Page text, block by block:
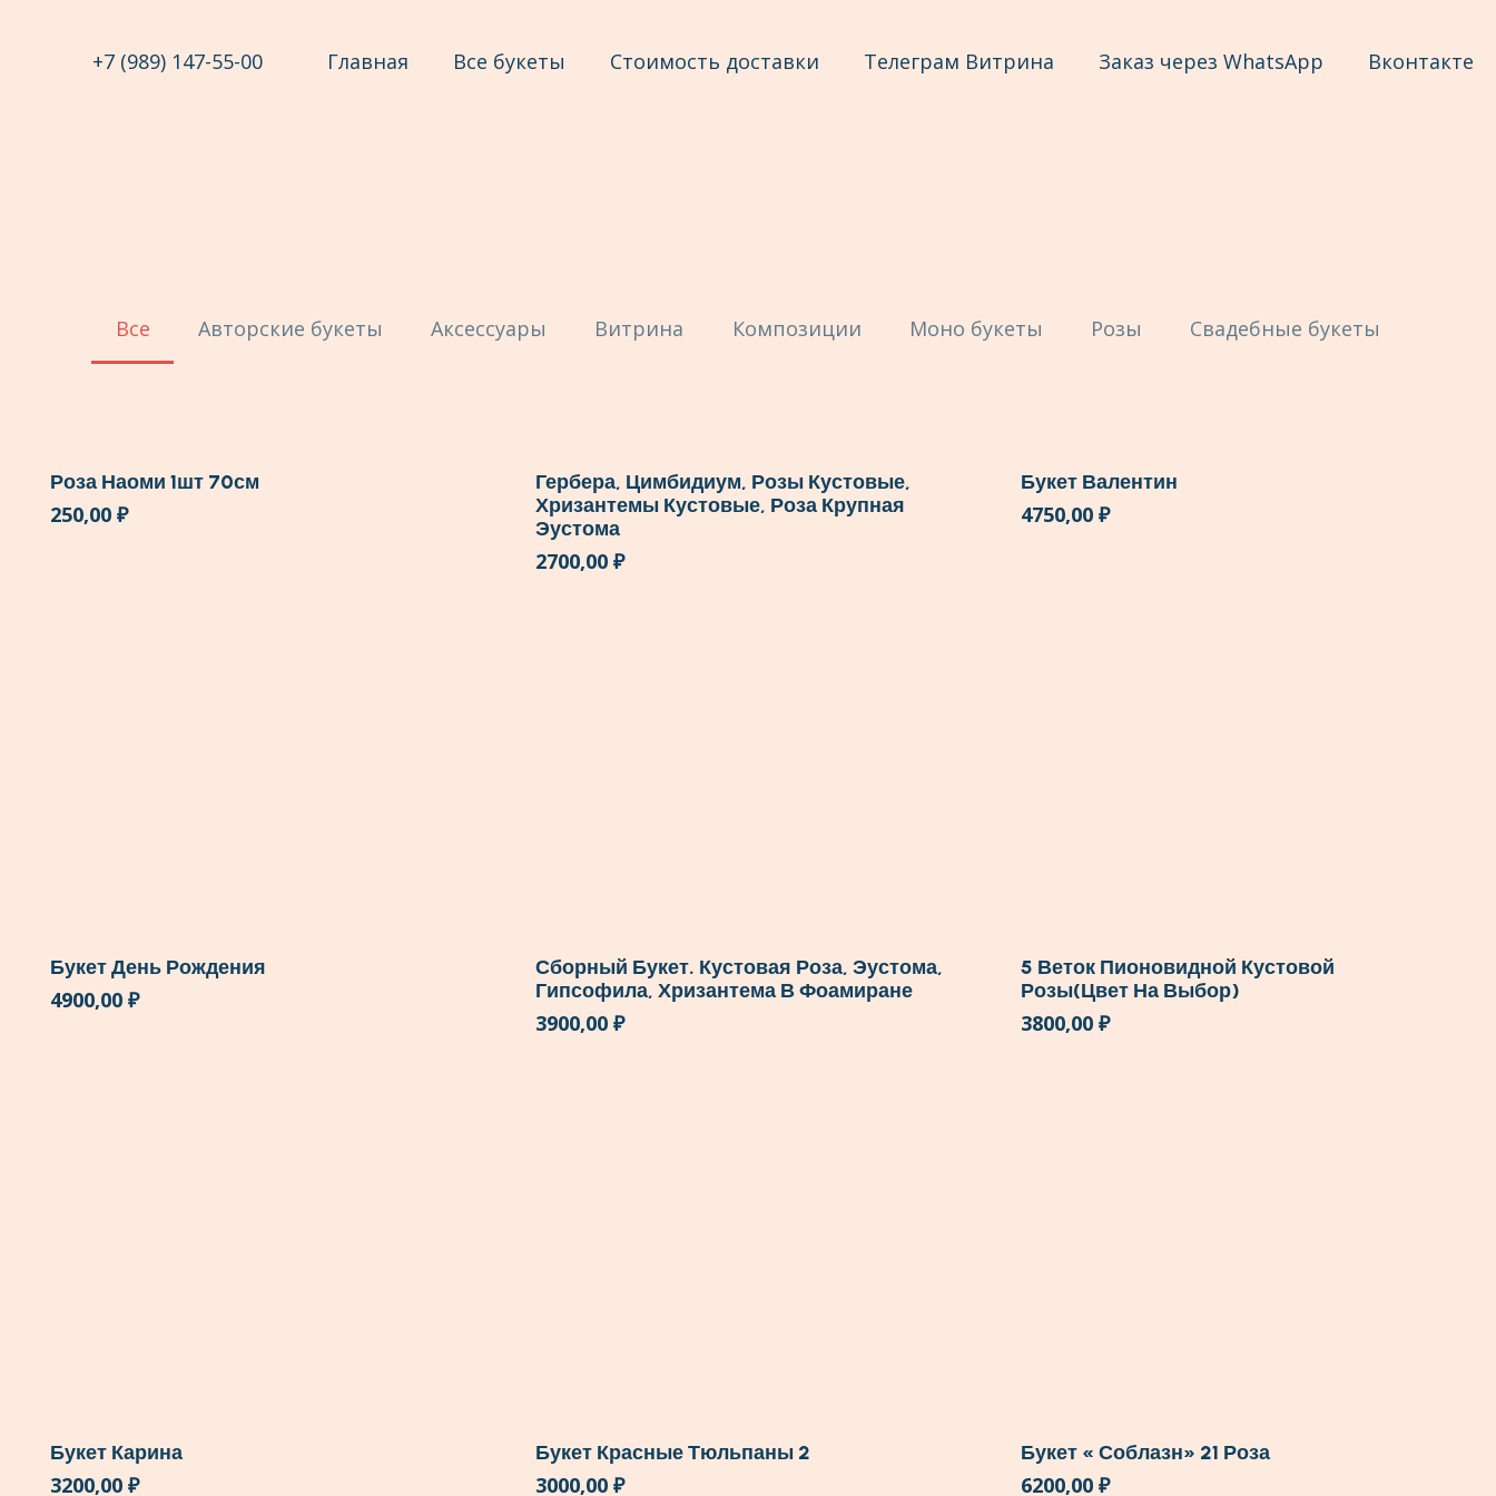
+7 (989) 147-55-00 Главная Все букеты Стоимость доставки Телеграм Витрина Заказ через WhatsApp Вконтакте
Все Авторские букеты Аксессуары Витрина Композиции Моно букеты Розы Свадебные букеты
Роза Наоми 1шт 70см
250,00 ₽
Гербера, Цимбидиум, Розы Кустовые,
Хризантемы Кустовые, Роза Крупная
Эустома
2700,00 ₽
Букет Валентин
4750,00 ₽
Букет День Рождения
4900,00 ₽
Сборный Букет. Кустовая Роза, Эустома,
Гипсофила, Хризантема В Фоамиране
3900,00 ₽
5 Веток Пионовидной Кустовой
Розы(цвет На Выбор)
3800,00 ₽
Букет Карина
3200,00 ₽
Букет Красные Тюльпаны 2
3000,00 ₽
Букет « Соблазн» 21 Роза
6200,00 ₽